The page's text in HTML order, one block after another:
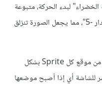
لبدء الحركة، متبوعة
بكتلة "كرر إلى الأبد"، ثم كتلة "غير x بمقدار -5"، مما يجعل الصورة تنزلق
والجزء الأهم في هذه التقنية هو التحقق من موقع كل Sprite بشكل
للشاشة أي إذا أصبح موضعها